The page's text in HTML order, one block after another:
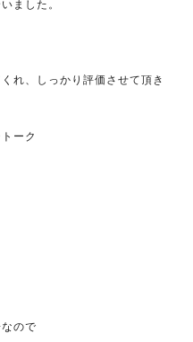
ました。
れ、しっかり評価させて頂き
ーク
ので